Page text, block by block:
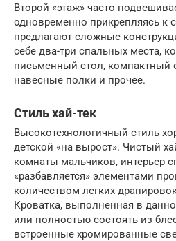
Второй «этаж» часто
одновременно прикрепляясь к
предлагают сложные
себе два-три спальных места,
письменный стол,
навесные полки и прочее.
Стиль хай-тек
Высокотехнологичный стиль
детской «на вырост». Чистый
комнаты мальчиков, интерьер
«разбавляется» элементами
количеством легких
Кроватка, выполненная в
или полностью состоять из
встроенные хромированные